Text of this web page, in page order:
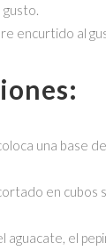
gusto.
encurtido al
una base
en cubos
aguacate, el